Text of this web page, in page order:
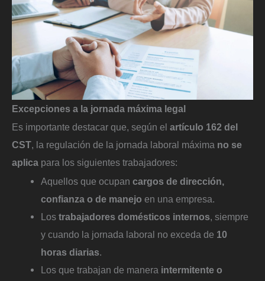
Excepciones a la jornada máxima legal
Es importante destacar que, según el artículo 162 del
CST, la regulación de la jornada laboral máxima no se
aplica para los siguientes trabajadores:
Aquellos que ocupancargos de dirección,
confianza o de manejo en una empresa.
Lostrabajadores domésticos internos, siempre
y cuando la jornada laboral no exceda de 10
horas diarias.
Los que trabajan de manera intermitente o